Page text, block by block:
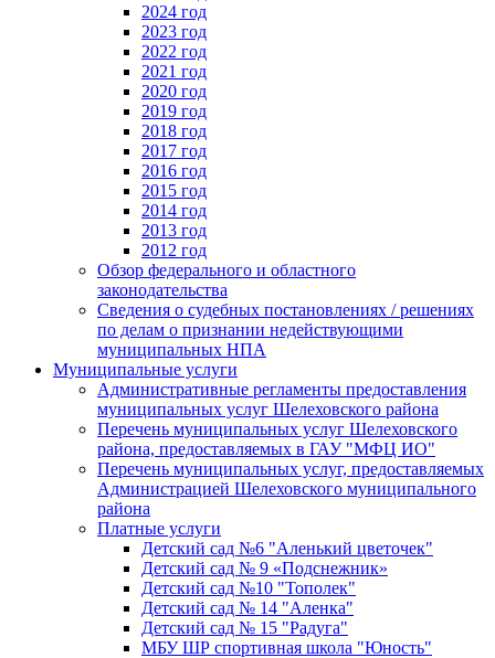
2024 год
2023 год
2022 год
2021 год
2020 год
2019 год
2018 год
2017 год
2016 год
2015 год
2014 год
2013 год
2012 год
Обзор федерального и областного
законодательства
Сведения о судебных постановлениях / решениях
по делам о признании недействующими
муниципальных НПА
Муниципальные услуги
Административные регламенты предоставления
муниципальных услуг Шелеховского района
Перечень муниципальных услуг Шелеховского
района, предоставляемых в ГАУ "МФЦ ИО"
Перечень муниципальных услуг, предоставляемых
Администрацией Шелеховского муниципального
района
Платные услуги
Детский сад №6 "Аленький цветочек"
Детский сад № 9 «Подснежник»
Детский сад №10 "Тополек"
Детский сад № 14 "Аленка"
Детский сад № 15 "Радуга"
МБУ ШР спортивная школа "Юность"